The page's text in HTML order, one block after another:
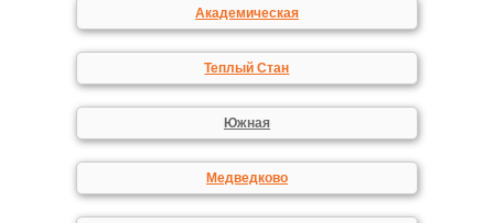
Академическая
Теплый Стан
Южная
Медведково